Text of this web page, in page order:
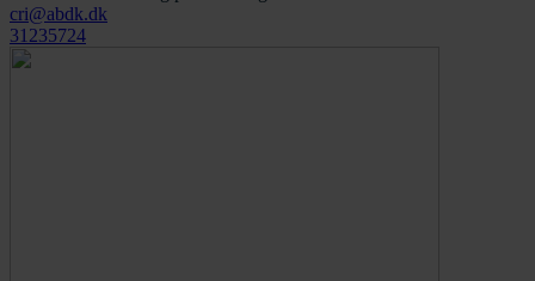
cri@abdk.dk
31235724